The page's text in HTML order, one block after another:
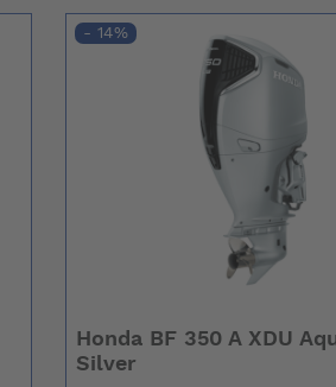
- 14%
Honda BF 350 A XDU
Silver